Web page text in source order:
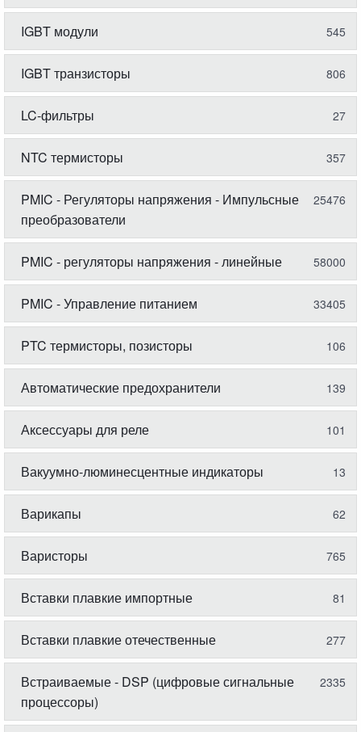
IGBT модули 545
IGBT транзисторы 806
LC-фильтры 27
NTC термисторы 357
PMIC - Регуляторы напряжения - Импульсные
преобразователи
25476
PMIC - регуляторы напряжения - линейные 58000
PMIC - Управление питанием 33405
PTC термисторы, позисторы 106
Автоматические предохранители 139
Аксессуары для реле 101
Вакуумно-люминесцентные индикаторы 13
Варикапы 62
Варисторы 765
Вставки плавкие импортные 81
Вставки плавкие отечественные 277
Встраиваемые - DSP (цифровые сигнальные
процессоры)
2335